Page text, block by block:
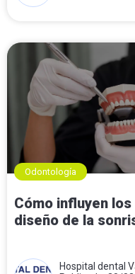
Odontología
Cómo influyen
diseño de la
Hospital dental